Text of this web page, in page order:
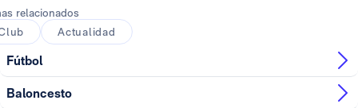
relacionados
Actualidad
Fútbol
Baloncesto